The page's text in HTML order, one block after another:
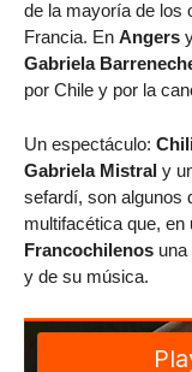
de la mayoría de los
Francia. En Angers
Gabriela
por Chile y por la
Un espectáculo:
Gabriela Mistral y
sefardí, son algunos
multifacética que,
Francochilenos
y de su música.